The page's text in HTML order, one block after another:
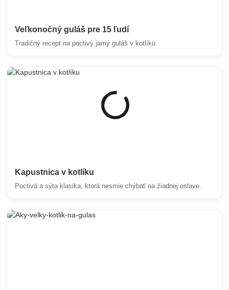
Veľkonočný guláš pre 15 ľudí
Tradičný recept na poctivý jarný guláš v kotlíku.
Kapustnica v kotlíku
Poctivá a sýta klasika, ktorá nesmie chýbať na žiadnej oslave.